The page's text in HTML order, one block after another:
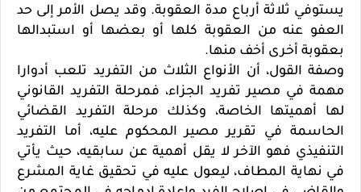
يستوفي ثلاثة أرباع مدة العقوبة. وقد يصل الأمر إلى حد
العفو عنه من العقوبة كلها أو بعضها أو استبدالها
بعقوبة أخرى أخف منها.
وصفة القول، أن الأنواع الثلاث من التفريد تلعب أدوارا
مهمة في مصير تفريد الجزاء، فمرحلة التفريد القانوني
لها أهميتها الخاصة، وكذلك مرحلة التفريد القضائي
الحاسمة في تقرير مصير المحكوم عليه، أما التفريد
التنفيذي فهو الآخر لا يقل أهمية عن سابقيه، حيث يأتي
في نهاية المطاف، ليعول عليه في تحقيق غاية المشرع